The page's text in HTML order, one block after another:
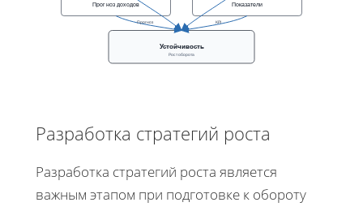
Прогноз доходов Показатели
Устойчивость
Рост оборота
Прогноз KPI
Разработка стратегий роста
Разработка стратегий роста является
важным этапом при подготовке к обороту